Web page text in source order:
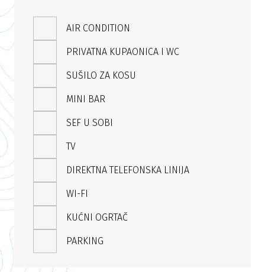
AIR CONDITION
PRIVATNA KUPAONICA I WC
SUŠILO ZA KOSU
MINI BAR
SEF U SOBI
TV
DIREKTNA TELEFONSKA LINIJA
WI-FI
KUĆNI OGRTAČ
PARKING